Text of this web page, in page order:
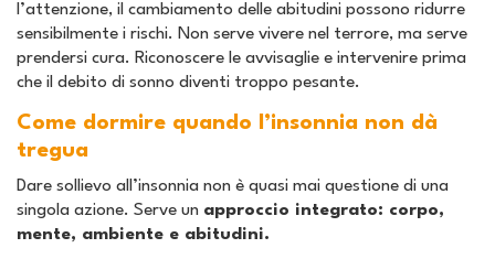
l’attenzione, il cambiamento delle abitudini possono ridurre
sensibilmente i rischi. Non serve vivere nel terrore, ma serve
prendersi cura. Riconoscere le avvisaglie e intervenire prima
che il debito di sonno diventi troppo pesante.
Come dormire quando l’insonnia non dà
tregua
Dare sollievo all’insonnia non è quasi mai questione di una
singola azione. Serve un approccio integrato: corpo,
mente, ambiente e abitudini.